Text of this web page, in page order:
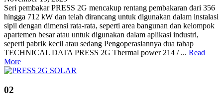
Seri pembakar PRESS 2G mencakup rentang pembakaran dari 356
hingga 712 kW dan telah dirancang untuk digunakan dalam instalasi
sipil dengan dimensi rata-rata, seperti area bangunan dan kelompok
apartemen besar atau untuk digunakan dalam aplikasi industri,
seperti pabrik kecil atau sedang Pengoperasiannya dua tahap
TECHNICAL DATA PRESS 2G Thermal power 214 / ... Read
More
02